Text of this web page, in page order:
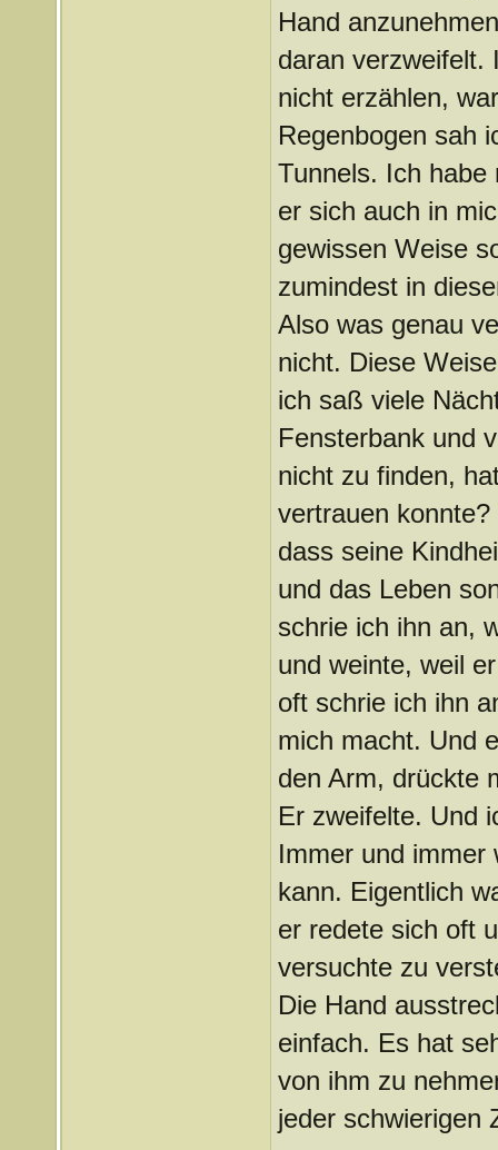
Hand
daran verzweifelt.
nicht erzählen,
Regenbogen sah
Tunnels. Ich habe
er sich auch in
gewissen Weise
zumindest in
Also was genau
nicht. Diese
ich saß viele
Fensterbank und
nicht zu finden,
vertrauen
dass seine
und das Leben
schrie ich ihn an,
und weinte, weil
oft schrie ich ihn
mich macht. Und
den Arm, drückte
Er zweifelte. Und
Immer und immer
kann. Eigentlich
er redete sich oft
versuchte zu
Die Hand
einfach. Es hat
von ihm zu
jeder schwierigen